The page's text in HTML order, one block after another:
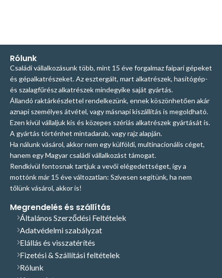
Rólunk
Családi vállalkozásunk több, mint 15 éve forgalmaz faipari gépeket
és gépalkatrészeket. Az esztergált, mart alkatrészek, hasítógép-
és szalagfűrész alkatrészek mindegyike saját gyártás.
Állandó raktárkészlettel rendelkezünk, ennek köszönhetően akár
aznapi személyes átvétel, vagy másnapi kiszállítás is megoldható.
Ezen kívül vállaljuk kis és közepes szériás alkatrészek gyártását is.
A gyártás történhet mintadarab, vagy rajz alapján.
Ha nálunk vásárol, akkor nem egy külföldi, multinacionális céget,
hanem egy Magyar családi vállalkozást támogat.
Rendkívül fontosnak tartjuk a vevői elégedettséget, így a
mottónk már 15 éve változatlan: Szívesen segítünk, ha nem
tőlünk vásárol, akkor is!
Megrendelés és szállítás
Általános Szerződési Feltételek
Adatvédelmi szabályzat
Elállás és visszatérítés
Fizetési & Szállítási feltételek
Rólunk